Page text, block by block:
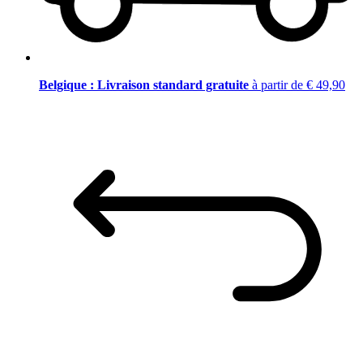
Belgique : Livraison standard gratuite à partir de € 49,90